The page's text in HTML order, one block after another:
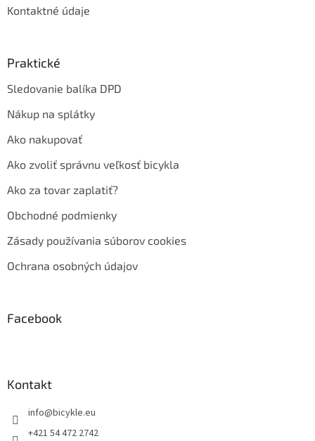
Kontaktné údaje
Praktické
Sledovanie balíka DPD
Nákup na splátky
Ako nakupovať
Ako zvoliť správnu veľkosť bicykla
Ako za tovar zaplatiť?
Obchodné podmienky
Zásady používania súborov cookies
Ochrana osobných údajov
Facebook
Kontakt
info@bicykle.eu
+421 54 472 2742